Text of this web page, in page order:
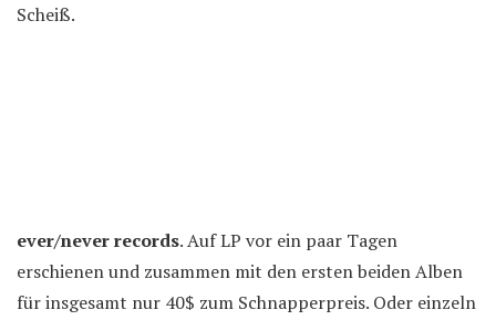
Scheiß.
ever/never records. Auf LP vor ein paar Tagen
erschienen und zusammen mit den ersten beiden Alben
für insgesamt nur 40$ zum Schnapperpreis. Oder einzeln